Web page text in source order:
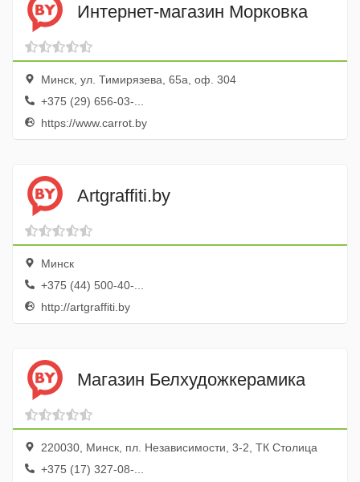
Интернет-магазин Морковка
Минск, ул. Тимирязева, 65а, оф. 304
+375 (29) 656-03-...
https://www.carrot.by
Аrtgraffiti.by
Минск
+375 (44) 500-40-...
http://artgraffiti.by
Магазин Белхудожкерамика
220030, Минск, пл. Независимости, 3-2, ТК Столица
+375 (17) 327-08-...